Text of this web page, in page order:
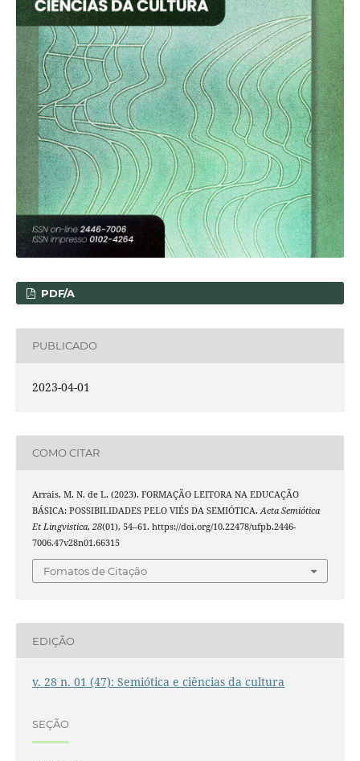
PDF/A
PUBLICADO
2023-04-01
COMO CITAR
Arrais, M. N. de L. (2023). FORMAÇÃO LEITORA NA EDUCAÇÃO
BÁSICA: POSSIBILIDADES PELO VIÉS DA SEMIÓTICA.Acta Semiótica
Et Lingvistica, 28(01), 54–61. https://doi.org/10.22478/ufpb.2446-
7006.47v28n01.66315
Fomatos de Citação
EDIÇÃO
v. 28 n. 01 (47): Semiótica e ciências da cultura
SEÇÃO